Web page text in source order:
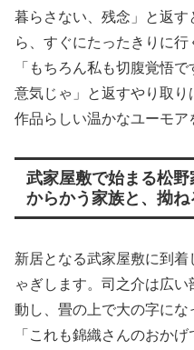
暮らさない、残念」と返
ら、すぐにたったきりに
「もちろん私も切腹覚悟
意気じゃ」と返すやり取
作品らしい温かなユーモア
武家屋敷で始まる松
からかう家族と、拗ね
新居となる武家屋敷に到
ゃぎします。司之介は広
動し、畳の上で大の字に
「これも錦織さんのおか